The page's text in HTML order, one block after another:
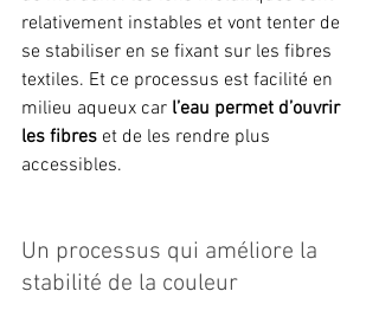
relativement instables et vont tenter de
se stabiliser en se fixant sur les fibres
textiles. Et ce processus est facilité en
milieu aqueux car l’eau permet d’ouvrir
les fibres et de les rendre plus
accessibles.
Un processus qui améliore la
stabilité de la couleur